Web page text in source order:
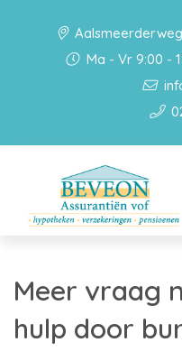
Aalsmeerderweg
Ma - Vr 9:00 -
Meer vraag
hulp door